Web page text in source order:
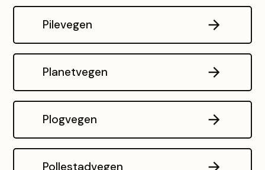
Pilevegen
Planetvegen
Plogvegen
Pollestadvegen